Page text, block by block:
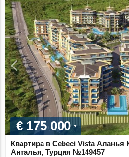
€ 175 000
Квартира в Cebeci Vista Аланья
Анталья, Турция №149457